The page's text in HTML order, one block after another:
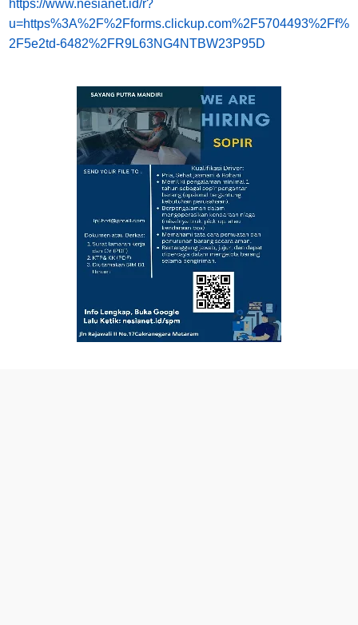
https://www.nesianet.id/r?
u=https%3A%2F%2Fforms.clickup.com%2F5704493%2Ff%
2F5e2td-6482%2FR9L63NG4NTBW23P95D